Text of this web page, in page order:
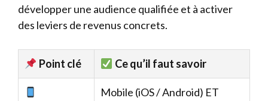
développer une audience qualifiée et à activer
des leviers de revenus concrets.
Point clé Ce qu’il faut savoir
Mobile (iOS / Android) ET